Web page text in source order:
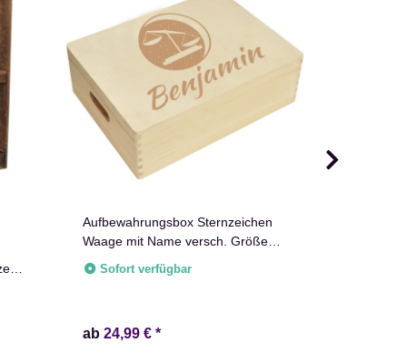
Aufbewahrungsbox Sternzeichen
Waage mit Name versch. Größen
Natur Weiß
Sofort verfügbar
ab 24,99 € *